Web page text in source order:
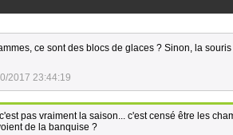
ce sont des blocs de glaces ? Sinon, la
2017 23:44:19
pas vraiment la saison... c'est censé être les
de la banquise ?